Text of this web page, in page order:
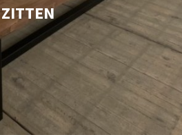
ZITTEN